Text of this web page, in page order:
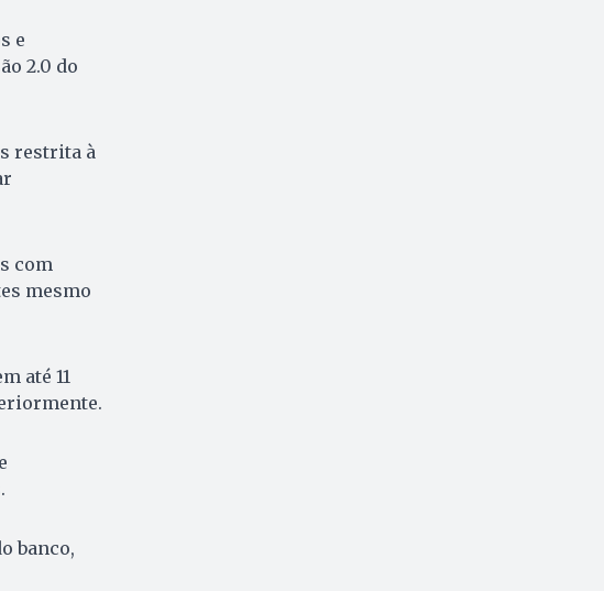
e
2.0 do
restrita à
com
mesmo
até 11
banco,